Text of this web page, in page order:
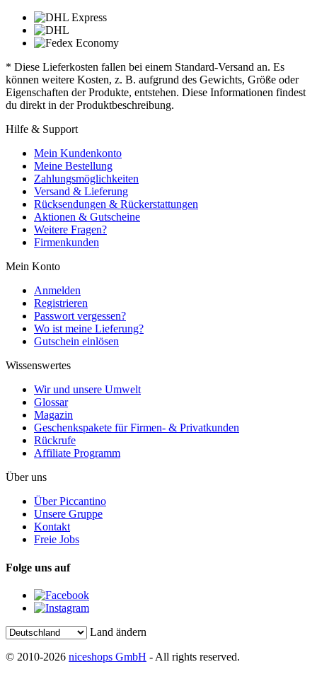
* Diese Lieferkosten fallen bei einem Standard-Versand an. Es
können weitere Kosten, z. B. aufgrund des Gewichts, Größe oder
Eigenschaften der Produkte, entstehen. Diese Informationen findest
du direkt in der Produktbeschreibung.
Hilfe & Support
Mein Kundenkonto
Meine Bestellung
Zahlungsmöglichkeiten
Versand & Lieferung
Rücksendungen & Rückerstattungen
Aktionen & Gutscheine
Weitere Fragen?
Firmenkunden
Mein Konto
Anmelden
Registrieren
Passwort vergessen?
Wo ist meine Lieferung?
Gutschein einlösen
Wissenswertes
Wir und unsere Umwelt
Glossar
Magazin
Geschenkspakete für Firmen- & Privatkunden
Rückrufe
Affiliate Programm
Über uns
Über Piccantino
Unsere Gruppe
Kontakt
Freie Jobs
Folge uns auf
Land ändern
© 2010-2026 niceshops GmbH - All rights reserved.